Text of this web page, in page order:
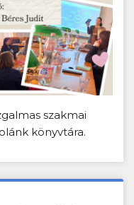
szakmai
könyvtára.